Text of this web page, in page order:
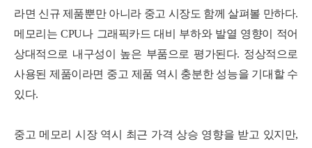
라면 신규 제품뿐만 아니라 중고 시장도 함께 살펴볼 만하다.
메모리는 CPU나 그래픽카드 대비 부하와 발열 영향이 적어
상대적으로 내구성이 높은 부품으로 평가된다. 정상적으로
사용된 제품이라면 중고 제품 역시 충분한 성능을 기대할 수
있다.
중고 메모리 시장 역시 최근 가격 상승 영향을 받고 있지만,